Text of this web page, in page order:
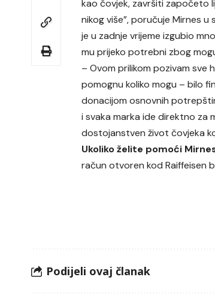
kao čovjek, završiti započeto
nikog više”, poručuje Mirnes
je u zadnje vrijeme izgubio
mu prijeko potrebni zbog
– Ovom prilikom pozivam sve
pomognu koliko mogu – bilo
donacijom osnovnih
i svaka marka ide direktno za
dostojanstven život čovjeka
Ukoliko želite pomoći
račun otvoren kod Raiffeisen
Podijeli ovaj članak